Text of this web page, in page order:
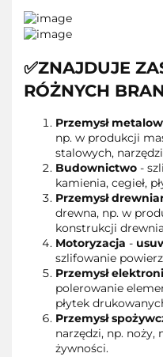
✅ZNAJDUJE
RÓŻNYCH
Przemysł
np. w produkcji
stalowych,
Budownictwo -
kamienia, cegieł,
Przemysł
drewna, np. w
konstrukcji
Motoryzacja -
szlifowanie
Przemysł
polerowanie
płytek
Przemysł
narzędzi, np. noży,
żywności.